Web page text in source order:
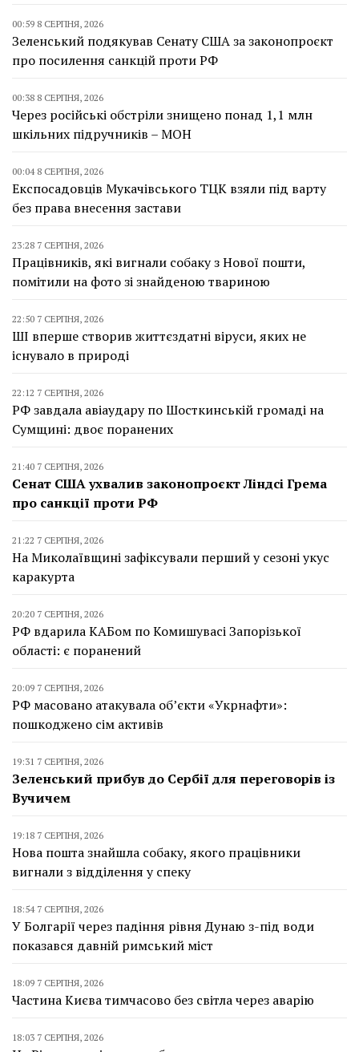
00:59 8 СЕРПНЯ, 2026
Зеленський подякував Сенату США за законопроєкт
про посилення санкцій проти РФ
00:38 8 СЕРПНЯ, 2026
Через російські обстріли знищено понад 1,1 млн
шкільних підручників – МОН
00:04 8 СЕРПНЯ, 2026
Експосадовців Мукачівського ТЦК взяли під варту
без права внесення застави
23:28 7 СЕРПНЯ, 2026
Працівників, які вигнали собаку з Нової пошти,
помітили на фото зі знайденою твариною
22:50 7 СЕРПНЯ, 2026
ШІ вперше створив життєздатні віруси, яких не
існувало в природі
22:12 7 СЕРПНЯ, 2026
РФ завдала авіаудару по Шосткинській громаді на
Сумщині: двоє поранених
21:40 7 СЕРПНЯ, 2026
Сенат США ухвалив законопроєкт Ліндсі Грема
про санкції проти РФ
21:22 7 СЕРПНЯ, 2026
На Миколаївщині зафіксували перший у сезоні укус
каракурта
20:20 7 СЕРПНЯ, 2026
РФ вдарила КАБом по Комишувасі Запорізької
області: є поранений
20:09 7 СЕРПНЯ, 2026
РФ масовано атакувала об’єкти «Укрнафти»:
пошкоджено сім активів
19:31 7 СЕРПНЯ, 2026
Зеленський прибув до Сербії для переговорів із
Вучичем
19:18 7 СЕРПНЯ, 2026
Нова пошта знайшла собаку, якого працівники
вигнали з відділення у спеку
18:54 7 СЕРПНЯ, 2026
У Болгарії через падіння рівня Дунаю з-під води
показався давній римський міст
18:09 7 СЕРПНЯ, 2026
Частина Києва тимчасово без світла через аварію
18:03 7 СЕРПНЯ, 2026